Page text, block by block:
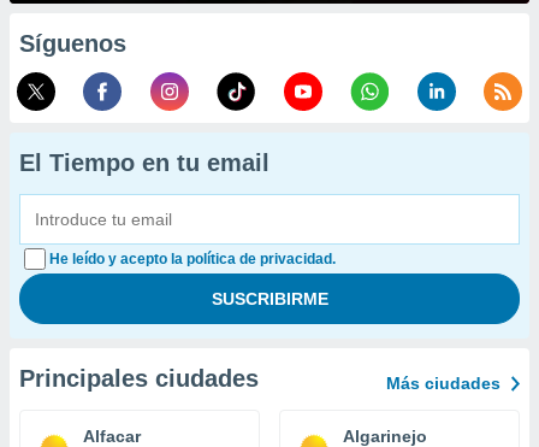
Síguenos
El Tiempo en tu email
He leído y acepto la política de privacidad.
Principales ciudades Más ciudades
Alfacar Algarinejo